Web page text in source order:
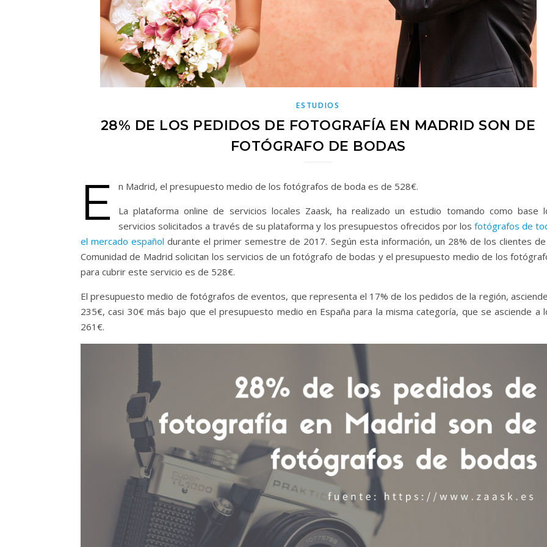
ESTUDIOS
28% DE LOS PEDIDOS DE FOTOGRAFÍA EN MADRID SON DE
FOTÓGRAFO DE BODAS
E
n Madrid, el presupuesto medio de los fotógrafos de boda es de 528€.
La plataforma online de servicios locales Zaask, ha realizado un estudio tomando como base
servicios solicitados a través de su plataforma y los presupuestos ofrecidos por los fotógrafos de
el mercado español durante el primer semestre de 2017. Según esta información, un 28% de los clientes
Comunidad de Madrid solicitan los servicios de un fotógrafo de bodas y el presupuesto medio de los
para cubrir este servicio es de 528€.
El presupuesto medio de fotógrafos de eventos, que representa el 17% de los pedidos de la región,
235€, casi 30€ más bajo que el presupuesto medio en España para la misma categoría, que se asciende a
261€.